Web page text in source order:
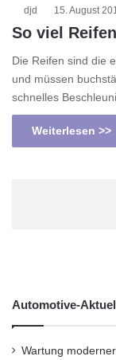
djd 15. August
So viel
Die Reifen sind die
und müssen
schnelles
Weiterlesen >>
Automotive-
Wartung